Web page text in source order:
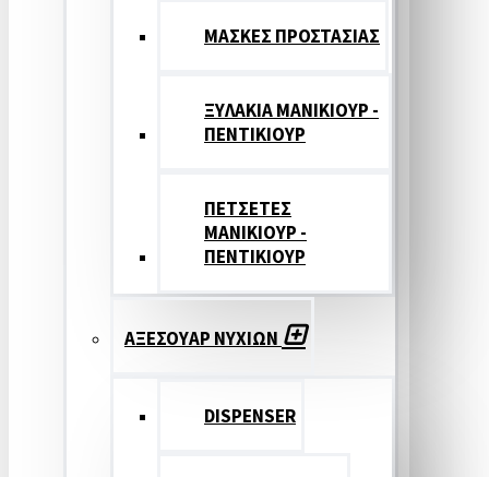
ΜΑΣΚΕΣ ΠΡΟΣΤΑΣΙΑΣ
ΞΥΛΑΚΙΑ ΜΑΝΙΚΙΟΥΡ -
ΠΕΝΤΙΚΙΟΥΡ
ΠΕΤΣΕΤΕΣ
ΜΑΝΙΚΙΟΥΡ -
ΠΕΝΤΙΚΙΟΥΡ
ΑΞΕΣΟΥΑΡ ΝΥΧΙΩΝ
DISPENSER